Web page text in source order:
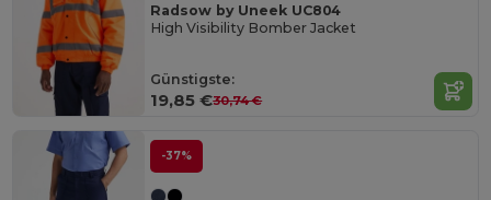
Radsow by Uneek UC804
High Visibility Bomber Jacket
Günstigste:
19,85 €30,74 €
-37%